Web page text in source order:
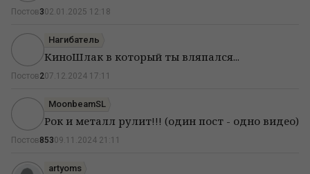
Постов302.01.2025 12:18
Нагибатель
КиноШлак в который ты вляпался...
Постов207.12.2024 17:11
MoonbeamSL
Рок и металл рулит!!! (один пост - одно видео)
Постов85309.11.2024 21:11
artyoms